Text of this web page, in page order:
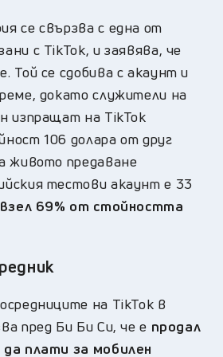
се свързва с една от
с TikTok, и заявява, че
Той се сдобива с акаунт и
докато служители на
изпращат на TikTok
106 долара от друг
живото предаване
тестови акаунт е 33
69% от стойността
на TikTok в
пред Би Би Си, че е продал
плати за мобилен